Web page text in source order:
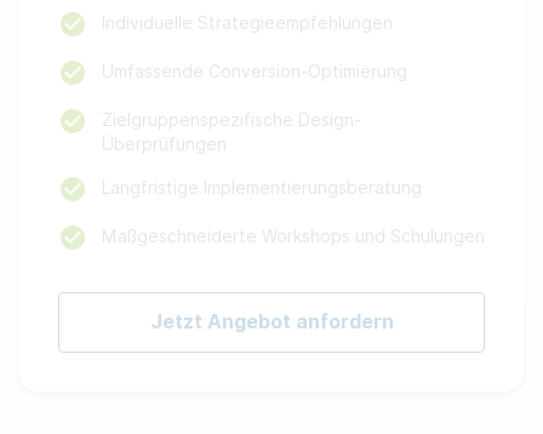
Individuelle Strategieempfehlungen
Umfassende Conversion-Optimierung
Zielgruppenspezifische Design-
Überprüfungen
Langfristige Implementierungsberatung
Maßgeschneiderte Workshops und Schulungen
Jetzt Angebot anfordern